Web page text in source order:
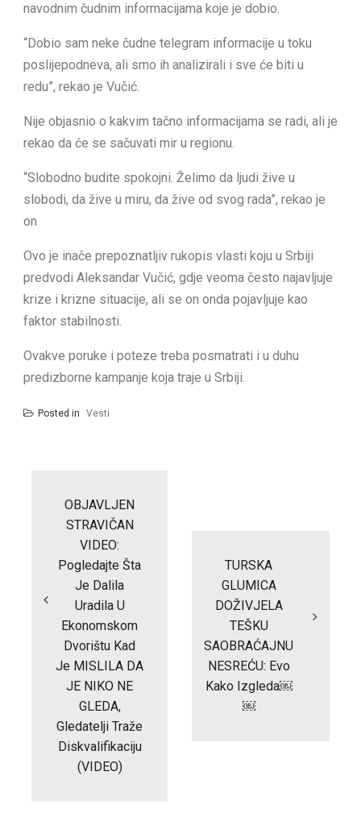
navodnim čudnim informacijama koje je dobio.
“Dobio sam neke čudne telegram informacije u toku
poslijepodneva, ali smo ih analizirali i sve će biti u
redu”, rekao je Vučić.
Nije objasnio o kakvim tačno informacijama se radi, ali je
rekao da će se sačuvati mir u regionu.
“Slobodno budite spokojni. Želimo da ljudi žive u
slobodi, da žive u miru, da žive od svog rada”, rekao je
on
Ovo je inače prepoznatljiv rukopis vlasti koju u Srbiji
predvodi Aleksandar Vučić, gdje veoma često najavljuje
krize i krizne situacije, ali se on onda pojavljuje kao
faktor stabilnosti.
Ovakve poruke i poteze treba posmatrati i u duhu
predizborne kampanje koja traje u Srbiji.
Posted in Vesti
OBJAVLJEN
STRAVIČAN
VIDEO:
Pogledajte Šta
Je Dalila
Uradila U
Ekonomskom
Dvorištu Kad
Je MISLILA DA
JE NIKO NE
GLEDA,
Gledatelji Traže
Diskvalifikaciju
(VIDEO)
TURSKA
GLUMICA
DOŽIVJELA
TEŠKU
SAOBRAĆAJNU
NESREĆU: Evo
Kako Izgleda￼
￼